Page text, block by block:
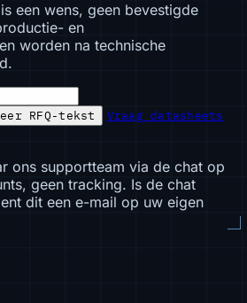
een wens, geen bevestigde
en
worden na technische
RFQ-tekst
Vraag datasheets
ons supportteam via de chat op
geen tracking. Is de chat
dit een e-mail op uw eigen